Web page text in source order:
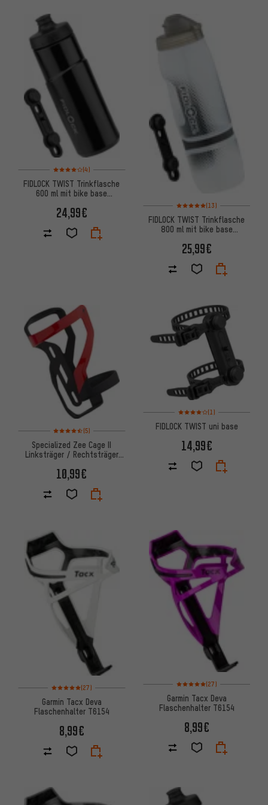
Bewertungen: 4 von 5 basierend auf 4 Bewertungen
(4)
FIDLOCK TWIST Trinkflasche
600 ml mit bike base
24,99€
Bewertungen: 5 von 5
(13)
FIDLOCK TWIST Trinkflasche
800 ml mit bike base
25,99€
Bewertungen: 4,5 von 5 basierend auf 5 Bewertungen
(5)
Specialized Zee Cage II
Linksträger / Rechtsträger
10,99€
Bewertungen: 4 von 5
(1)
FIDLOCK TWIST uni base
14,99€
Bewertungen: 5 von 5 basierend auf 27 Bewertungen
(27)
Garmin Tacx Deva
Flaschenhalter T6154
8,99€
Bewertungen: 5 von 5
(27)
Garmin Tacx Deva
Flaschenhalter T6154
8,99€